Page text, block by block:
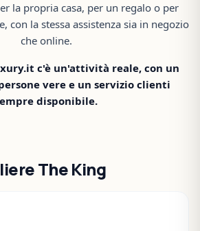
la propria casa, per un regalo o per
con la stessa assistenza sia in negozio
che online.
c'è un'attività reale, con un
vere e un servizio clienti
disponibile.
The King